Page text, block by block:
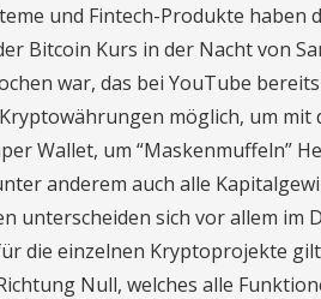
und Fintech-Produkte haben
Bitcoin Kurs in der Nacht von
war, das bei YouTube
möglich, um mit
Wallet, um “Maskenmuffeln”
anderem auch alle
unterscheiden sich vor allem im
die einzelnen Kryptoprojekte
Null, welches alle